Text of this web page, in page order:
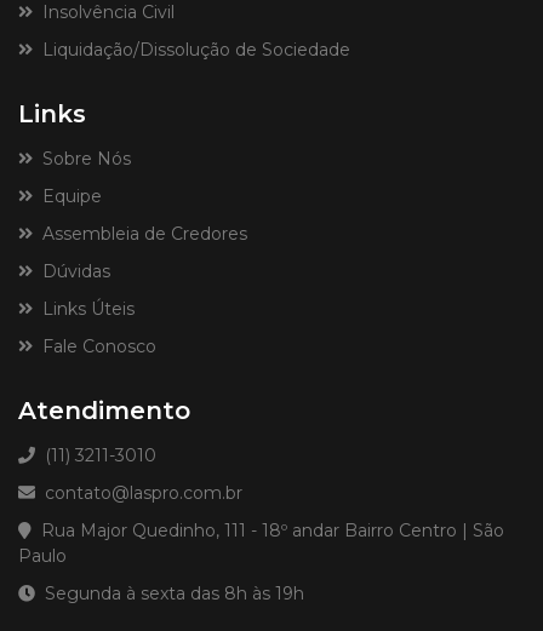
Insolvência Civil
Liquidação/Dissolução de Sociedade
Links
Sobre Nós
Equipe
Assembleia de Credores
Dúvidas
Links Úteis
Fale Conosco
Atendimento
(11) 3211-3010
contato@laspro.com.br
Rua Major Quedinho, 111 - 18º andar Bairro Centro | São
Paulo
Segunda à sexta das 8h às 19h